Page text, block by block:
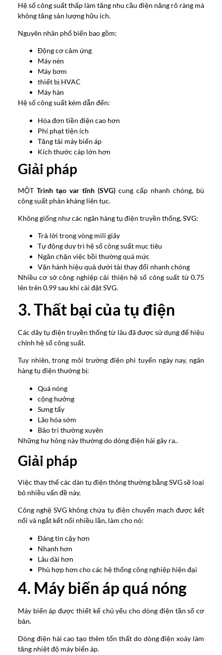
Hệ số công suất thấp làm tăng nhu cầu điện năng rõ ràng mà
không tăng sản lượng hữu ích.
Nguyên nhân phổ biến bao gồm:
Động cơ cảm ứng
Máy nén
Máy bơm
thiết bị HVAC
Máy hàn
Hệ số công suất kém dẫn đến:
Hóa đơn tiền điện cao hơn
Phí phạt tiện ích
Tăng tải máy biến áp
Kích thước cáp lớn hơn
Giải pháp
MỘT Trình tạo var tĩnh (SVG) cung cấp nhanh chóng, bù
công suất phản kháng liên tục.
Không giống như các ngân hàng tụ điện truyền thống, SVG:
Trả lời trong vòng mili giây
Tự động duy trì hệ số công suất mục tiêu
Ngăn chặn việc bồi thường quá mức
Vận hành hiệu quả dưới tải thay đổi nhanh chóng
Nhiều cơ sở công nghiệp cải thiện hệ số công suất từ 0.75
lên trên 0.99 sau khi cài đặt SVG.
3. Thất bại của tụ điện
Các dãy tụ điện truyền thống từ lâu đã được sử dụng để hiệu
chỉnh hệ số công suất.
Tuy nhiên, trong môi trường điện phi tuyến ngày nay, ngân
hàng tụ điện thường bị:
Quá nóng
cộng hưởng
Sưng tấy
Lão hóa sớm
Bảo trì thường xuyên
Những hư hỏng này thường do dòng điện hài gây ra..
Giải pháp
Việc thay thế các dàn tụ điện thông thường bằng SVG sẽ loại
bỏ nhiều vấn đề này.
Công nghệ SVG không chứa tụ điện chuyển mạch được kết
nối và ngắt kết nối nhiều lần, làm cho nó:
Đáng tin cậy hơn
Nhanh hơn
Lâu dài hơn
Phù hợp hơn cho các hệ thống công nghiệp hiện đại
4. Máy biến áp quá nóng
Máy biến áp được thiết kế chủ yếu cho dòng điện tần số cơ
bản.
Dòng điện hài cao tạo thêm tổn thất do dòng điện xoáy làm
tăng nhiệt độ máy biến áp.